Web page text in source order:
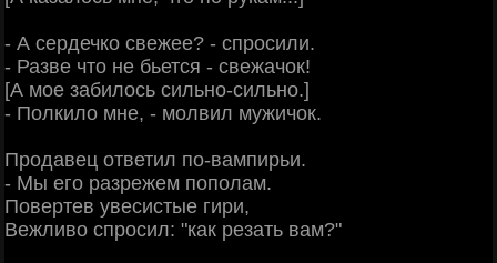
- А сердечко свежее? - спросили.
- Разве что не бьется - свежачок!
[А мое забилось сильно-сильно.]
- Полкило мне, - молвил мужичок.
Продавец ответил по-вампирьи.
- Мы его разрежем пополам.
Повертев увесистые гири,
Вежливо спросил: "как резать вам?"